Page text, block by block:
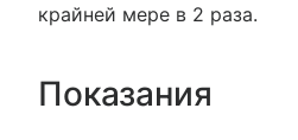
крайней мере в 2 раза.
Показания